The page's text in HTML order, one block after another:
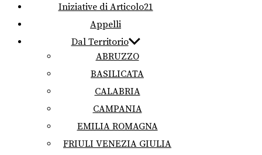
Iniziative di Articolo21
Appelli
Dal Territorio
ABRUZZO
BASILICATA
CALABRIA
CAMPANIA
EMILIA ROMAGNA
FRIULI VENEZIA GIULIA